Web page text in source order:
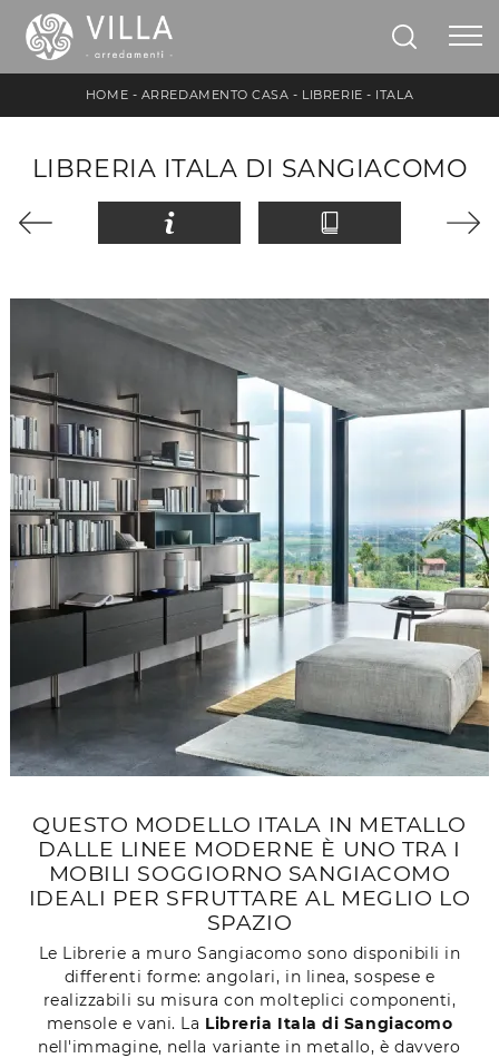
HOME - ARREDAMENTO CASA - LIBRERIE - ITALA
LIBRERIA ITALA DI SANGIACOMO
QUESTO MODELLO ITALA IN METALLO
DALLE LINEE MODERNE È UNO TRA I
MOBILI SOGGIORNO SANGIACOMO
IDEALI PER SFRUTTARE AL MEGLIO LO
SPAZIO
Le Librerie a muro Sangiacomo sono disponibili in
differenti forme: angolari, in linea, sospese e
realizzabili su misura con molteplici componenti,
mensole e vani. La Libreria Itala di Sangiacomo
nell'immagine, nella variante in metallo, è davvero